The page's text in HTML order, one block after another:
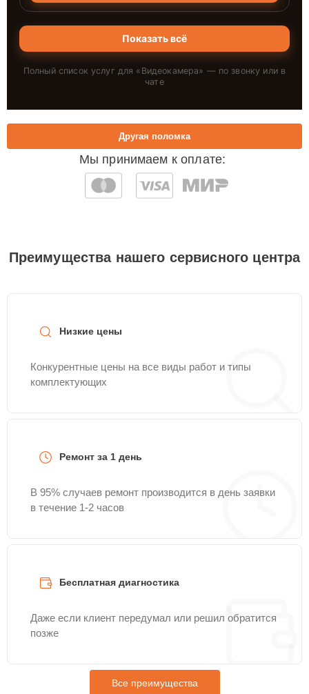
Показать всё
Полный список услуг для « Видеокамера» — по звонку или в
чате
Мы принимаем к оплате:
Другая поломка
Преимущества нашего сервисного центра
Низкие цены
Конкурентные цены на все виды работ и типы
комплектующих
Ремонт за 1 день
В 95% случаев ремонт производится в день заявки
в течение 1-2 часов
Бесплатная диагностика
Даже если клиент передумал или решил обратится
позже
Все преимущества